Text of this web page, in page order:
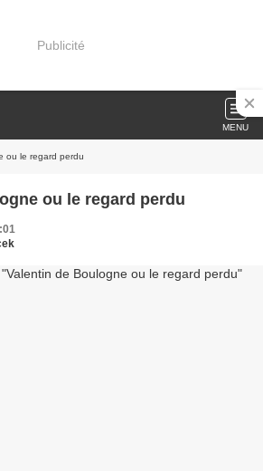
Publicité
MENU
ou le regard perdu
ou le regard perdu